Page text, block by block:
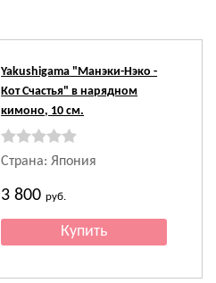
Yakushigama "Манэки-Нэко -
Кот Счастья" в нарядном
кимоно, 10 см.
Страна: Япония
3 800руб.